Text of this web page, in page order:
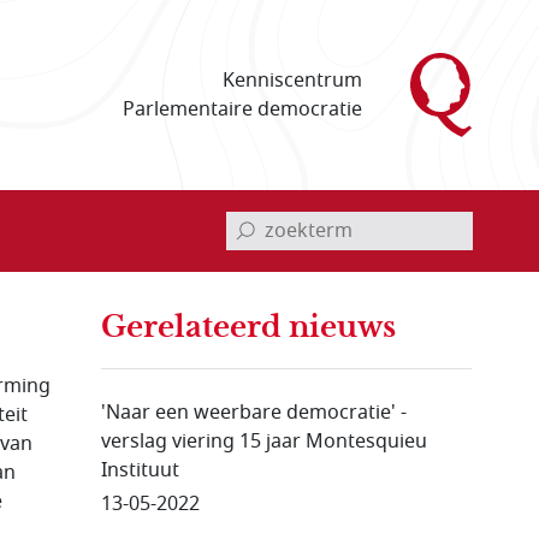
Kenniscentrum
Parlementaire democratie
invoerveld zoekterm
Gerelateerd nieuws
'Naar een weerbare democratie' -
verslag viering 15 jaar Montesquieu
Instituut
13-05-2022